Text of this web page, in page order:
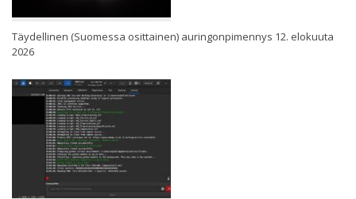
Täydellinen (Suomessa osittainen) auringonpimennys 12. elokuuta
2026